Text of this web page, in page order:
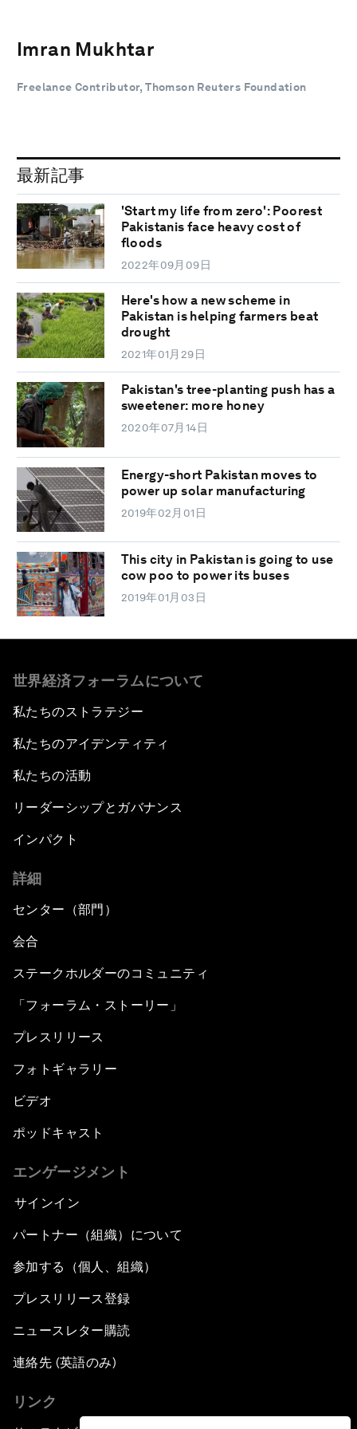
Imran Mukhtar
Freelance Contributor, Thomson Reuters Foundation
最新記事
'Start my life from zero': Poorest
Pakistanis face heavy cost of
floods
2022年09月09日
Here's how a new scheme in
Pakistan is helping farmers beat
drought
2021年01月29日
Pakistan's tree-planting push has a
sweetener: more honey
2020年07月14日
Energy-short Pakistan moves to
power up solar manufacturing
2019年02月01日
This city in Pakistan is going to use
cow poo to power its buses
2019年01月03日
世界経済フォーラムについて
私たちのストラテジー
私たちのアイデンティティ
私たちの活動
リーダーシップとガバナンス
インパクト
詳細
センター（部門）
会合
ステークホルダーのコミュニティ
「フォーラム・ストーリー」
プレスリリース
フォトギャラリー
ビデオ
ポッドキャスト
エンゲージメント
サインイン
パートナー（組織）について
参加する（個人、組織）
プレスリリース登録
ニュースレター購読
連絡先 (英語のみ)
リンク